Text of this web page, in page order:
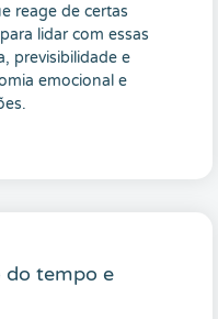
reage de certas
lidar com essas
previsibilidade e
emocional e
do tempo e